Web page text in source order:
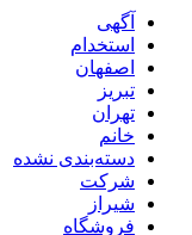
آگهی
استخدام
اصفهان
تبریز
تهران
خانم
دسته‌بندی نشده
شرکت
شیراز
فروشگاه